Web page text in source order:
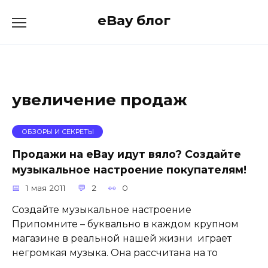
eBay блог
увеличение продаж
ОБЗОРЫ И СЕКРЕТЫ
Продажи на eBay идут вяло? Создайте
музыкальное настроение покупателям!
1 мая 2011 2 0
Создайте музыкальное настроение
Припомните – буквально в каждом крупном
магазине в реальной нашей жизни играет
негромкая музыка. Она рассчитана на то